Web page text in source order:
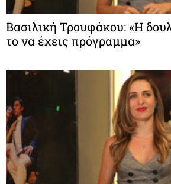
Βασιλική Τρουφάκου: «Η
το να έχεις πρόγραμμα»